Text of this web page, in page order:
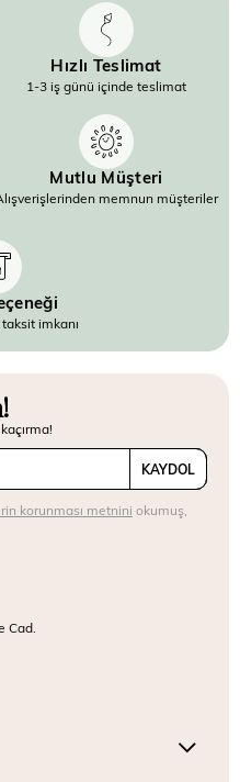
Hızlı Teslimat
1-3 iş günü içinde teslimat
Mutlu Müşteri
memnun müşteriler
imkanı
KAYDOL
korunması metnini okumuş,
Cad.